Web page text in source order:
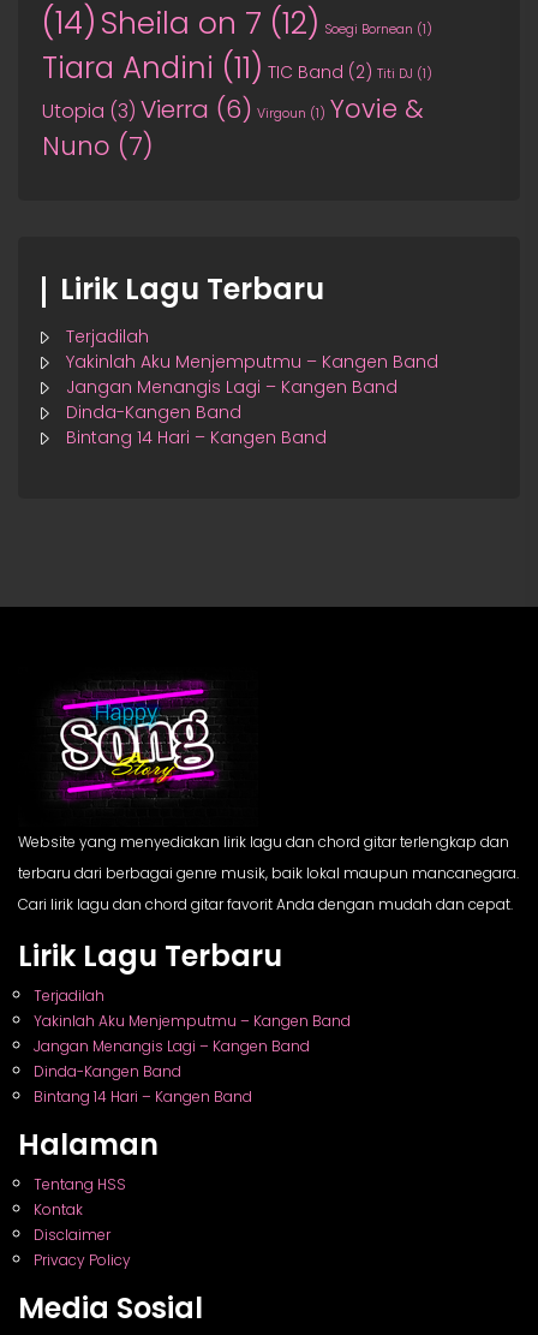
(14) Sheila on 7 (12) Soegi Bornean (1)
Tiara Andini (11) TIC Band (2) Titi DJ (1)
Utopia (3) Vierra (6) Virgoun (1) Yovie &
Nuno (7)
Lirik Lagu Terbaru
Terjadilah
Yakinlah Aku Menjemputmu – Kangen Band
Jangan Menangis Lagi – Kangen Band
Dinda-Kangen Band
Bintang 14 Hari – Kangen Band
Website yang menyediakan lirik lagu dan chord gitar terlengkap dan
terbaru dari berbagai genre musik, baik lokal maupun mancanegara.
Cari lirik lagu dan chord gitar favorit Anda dengan mudah dan cepat.
Lirik Lagu Terbaru
Terjadilah
Yakinlah Aku Menjemputmu – Kangen Band
Jangan Menangis Lagi – Kangen Band
Dinda-Kangen Band
Bintang 14 Hari – Kangen Band
Halaman
Tentang HSS
Kontak
Disclaimer
Privacy Policy
Media Sosial